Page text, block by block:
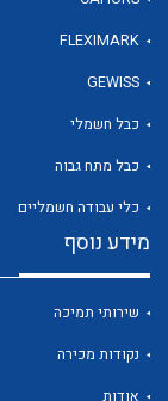
FLEXIMARK
GEWISS
כבל חשמלי
כבל מתח גבוה
כלי עבודה חשמליים
מידע נוסף
שירותי תמיכה
נקודות מכירה
אודות